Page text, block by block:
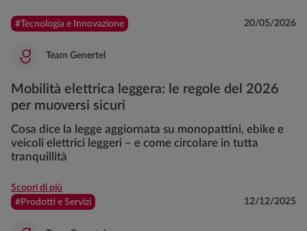
#Tecnologia e Innovazione 20/05/2026
Team Genertel
Mobilità elettrica leggera: le regole del 2026
per muoversi sicuri
Cosa dice la legge aggiornata su monopattini, ebike e
veicoli elettrici leggeri – e come circolare in tutta
tranquillità
Scopri di più
#Prodotti e Servizi
12/12/2025